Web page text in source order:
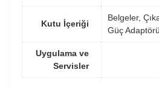
Kutu İçeriği
Belgeler,
Güç
Uygulama ve
Servisler